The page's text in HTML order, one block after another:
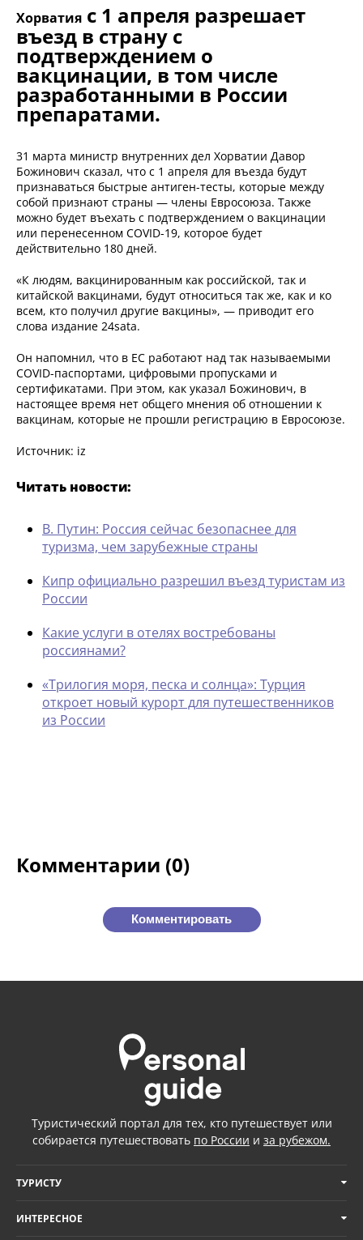
Хорватия с 1 апреля разрешает
въезд в страну с
подтверждением о
вакцинации, в том числе
разработанными в России
препаратами.
31 марта министр внутренних дел Хорватии Давор
Божинович сказал, что с 1 апреля для въезда будут
признаваться быстрые антиген-тесты, которые между
собой признают страны — члены Евросоюза. Также
можно будет въехать с подтверждением о вакцинации
или перенесенном COVID-19, которое будет
действительно 180 дней.
«К людям, вакцинированным как российской, так и
китайской вакцинами, будут относиться так же, как и ко
всем, кто получил другие вакцины», — приводит его
слова издание 24sata.
Он напомнил, что в ЕС работают над так называемыми
COVID-паспортами, цифровыми пропусками и
сертификатами. При этом, как указал Божинович, в
настоящее время нет общего мнения об отношении к
вакцинам, которые не прошли регистрацию в Евросоюзе.
Источник: iz
Читать новости:
В. Путин: Россия сейчас безопаснее для
туризма, чем зарубежные страны
Кипр официально разрешил въезд туристам из
России
Какие услуги в отелях востребованы
россиянами?
«Трилогия моря, песка и солнца»: Турция
откроет новый курорт для путешественников
из России
Комментарии (0)
Комментировать
Туристический портал для тех, кто путешествует или
собирается путешествовать по России и за рубежом.
ТУРИСТУ
ИНТЕРЕСНОЕ